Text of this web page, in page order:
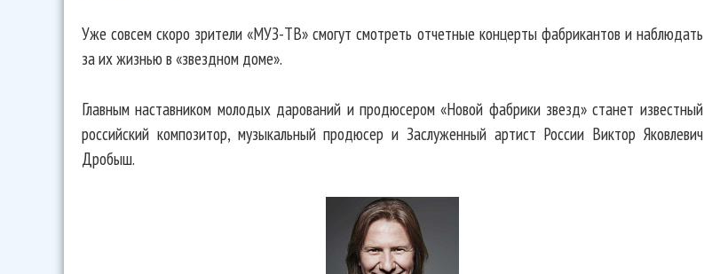
Уже совсем скоро зрители «МУЗ-ТВ» смогут смотреть отчетные концерты фабрикантов и наблюдать
за их жизнью в «звездном доме».
Главным наставником молодых дарований и продюсером «Новой фабрики звезд» станет известный
российский композитор, музыкальный продюсер и Заслуженный артист России Виктор Яковлевич
Дробыш.